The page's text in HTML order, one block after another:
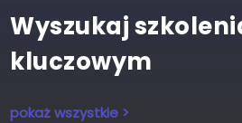
Wyszukaj
kluczowym
pokaż wszystkie >